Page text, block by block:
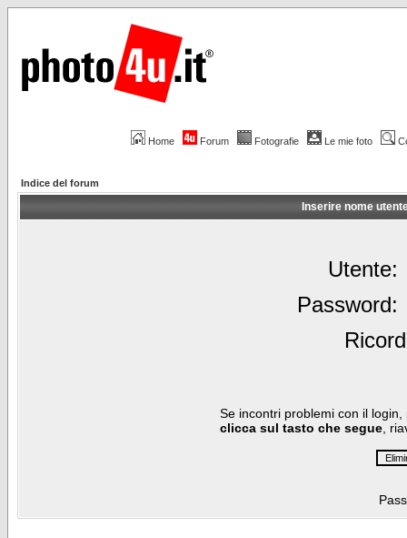
Home Forum Fotografie Le mie foto
Indice del forum
Inserire nome
Utente:
Password:
Se incontri problemi con il
clicca sul tasto che segue ,